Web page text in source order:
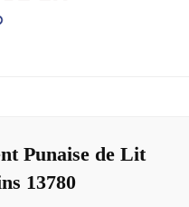
Punaise de Lit
13780